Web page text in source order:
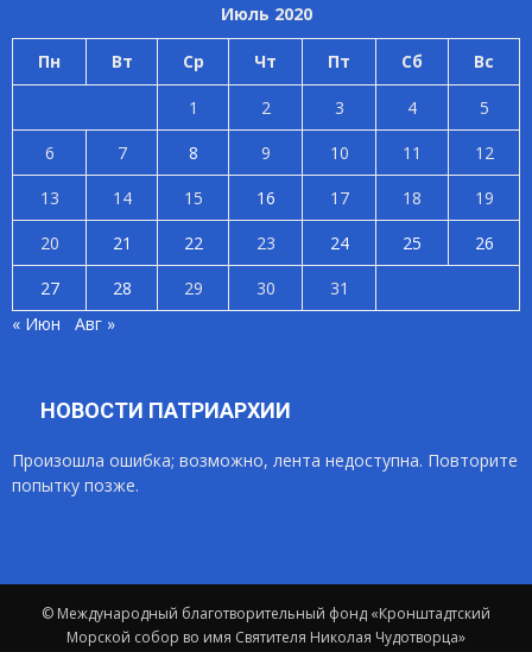
Июль 2020
Пн Вт Ср Чт Пт Сб Вс
1 2 3 4
5
6
7 8 9 10 11
12
13
14 15 16 17 18
19
20
21 22 23 24 25
26
27
28 29 30
31
« Июн
Авг »
НОВОСТИ ПАТРИАРХИИ
Произошла ошибка; возможно, лента недоступна. Повторите
попытку позже.
© Международный благотворительный фонд «Кронштадтский
Морской собор во имя Святителя Николая Чудотворца»